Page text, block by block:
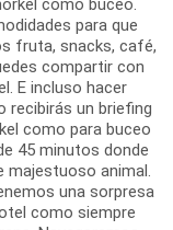
para que
fruta, snacks, café,
compartir con
E incluso hacer
recibirás un briefing
como para buceo
45 minutos donde
animal.
una sorpresa
como siempre